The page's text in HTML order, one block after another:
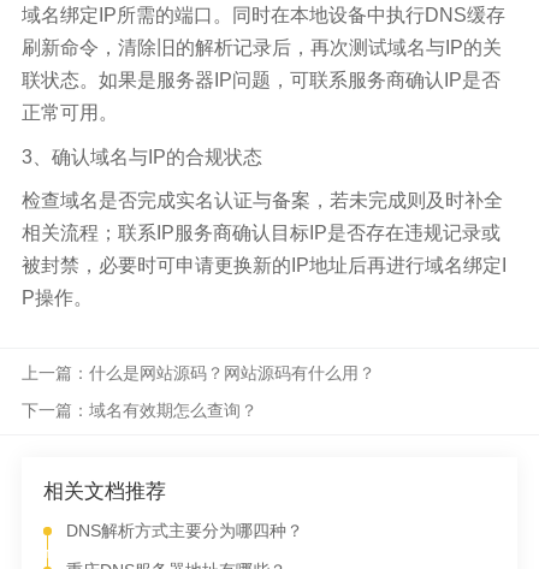
域名绑定IP所需的端口。同时在本地设备中执行DNS缓存
刷新命令，清除旧的解析记录后，再次测试域名与IP的关
联状态。如果是服务器IP问题，可联系服务商确认IP是否
正常可用。
3、确认域名与IP的合规状态
检查域名是否完成实名认证与备案，若未完成则及时补全
相关流程；联系IP服务商确认目标IP是否存在违规记录或
被封禁，必要时可申请更换新的IP地址后再进行域名绑定I
P操作。
上一篇：什么是网站源码？网站源码有什么用？
下一篇：域名有效期怎么查询？
相关文档推荐
DNS解析方式主要分为哪四种？